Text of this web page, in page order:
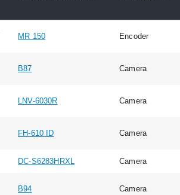
MR 150 Encoder
B87 Camera
LNV-6030R Camera
FH-610 ID Camera
DC-S6283HRXL Camera
B94 Camera